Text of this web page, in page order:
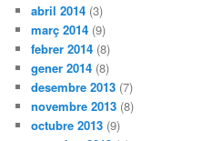
abril 2014 (3)
març 2014 (9)
febrer 2014 (8)
gener 2014 (8)
desembre 2013 (7)
novembre 2013 (8)
octubre 2013 (9)